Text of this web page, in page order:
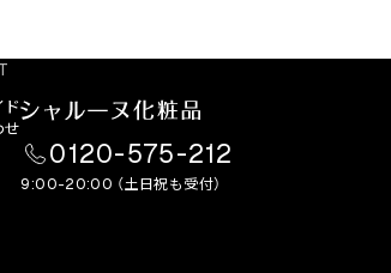
ド
せ
0120-575-212
9:00-20:00 （土日祝も受付）